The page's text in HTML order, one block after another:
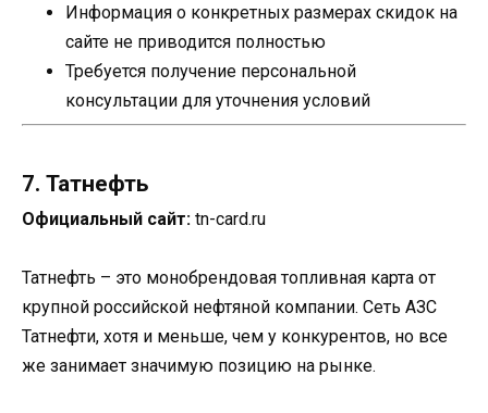
Информация о конкретных размерах скидок на
сайте не приводится полностью
Требуется получение персональной
консультации для уточнения условий
7. Татнефть
Официальный сайт: tn-card.ru
Татнефть – это монобрендовая топливная карта от
крупной российской нефтяной компании. Сеть АЗС
Татнефти, хотя и меньше, чем у конкурентов, но все
же занимает значимую позицию на рынке.